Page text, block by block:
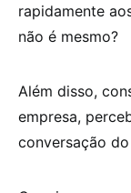
rapidamente
não é mesmo?
Além disso,
empresa,
conversação